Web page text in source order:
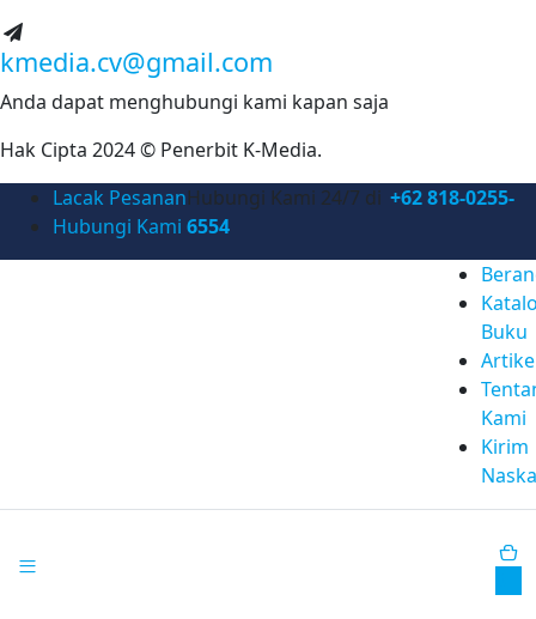
kmedia.cv@gmail.com
Anda dapat menghubungi kami kapan saja
Hak Cipta 2024 © Penerbit K-Media.
Lacak Pesanan
Hubungi Kami
Hubungi Kami 24/7 di +62 818-0255-
6554
Buku
Kami
Kirim